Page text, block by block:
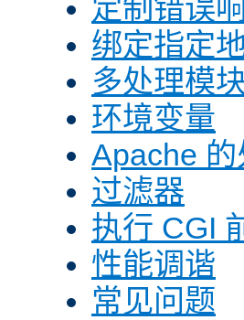
定制错误
绑定指定
多处理模
环境变量
Apache
过滤器
执行 CGI
性能调谐
常见问题